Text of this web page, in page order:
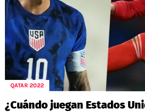
QATAR 2022
¿Cuándo juegan Estados